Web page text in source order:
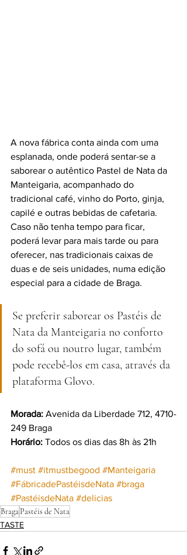
A nova fábrica conta ainda com uma
esplanada, onde poderá sentar-se a
saborear o autêntico Pastel de Nata da
Manteigaria, acompanhado do
tradicional café, vinho do Porto, ginja,
capilé e outras bebidas de cafetaria.
Caso não tenha tempo para ficar,
poderá levar para mais tarde ou para
oferecer, nas tradicionais caixas de
duas e de seis unidades, numa edição
especial para a cidade de Braga.
Se preferir saborear os Pastéis de
Nata da Manteigaria no conforto
do sofá ou noutro lugar, também
pode recebê-los em casa, através da
plataforma Glovo.
Morada: Avenida da Liberdade 712, 4710-
249 Braga
Horário: Todos os dias das 8h às 21h
#must #itmustbegood #Manteigaria
#FábricadePastéisdeNata #braga
#PastéisdeNata #delicias
BragaPastéis de Nata
TASTE